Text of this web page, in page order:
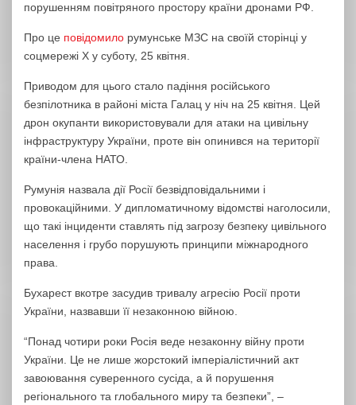
порушенням повітряного простору країни дронами РФ.
Про це повідомило румунське МЗС на своїй сторінці у
соцмережі Х у суботу, 25 квітня.
Приводом для цього стало падіння російського
безпілотника в районі міста Галац у ніч на 25 квітня. Цей
дрон окупанти використовували для атаки на цивільну
інфраструктуру України, проте він опинився на території
країни-члена НАТО.
Румунія назвала дії Росії безвідповідальними і
провокаційними. У дипломатичному відомстві наголосили,
що такі інциденти ставлять під загрозу безпеку цивільного
населення і грубо порушують принципи міжнародного
права.
Бухарест вкотре засудив тривалу агресію Росії проти
України, назвавши її незаконною війною.
“Понад чотири роки Росія веде незаконну війну проти
України. Це не лише жорстокий імперіалістичний акт
завоювання суверенного сусіда, а й порушення
регіонального та глобального миру та безпеки”, –